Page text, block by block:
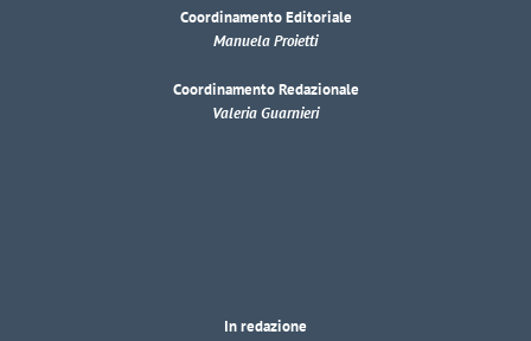
Coordinamento Editoriale
Manuela Proietti
Coordinamento Redazionale
Valeria Guarnieri
In redazione